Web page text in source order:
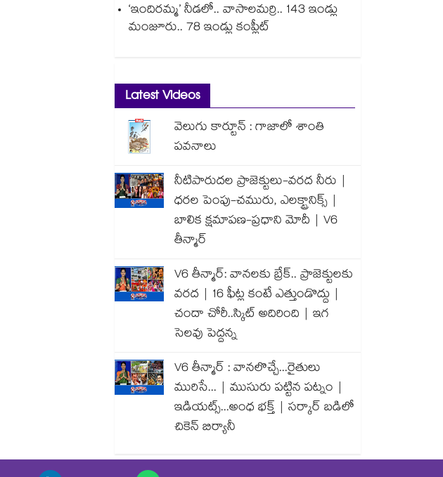
‘ఇందిరమ్మ’ నీడలో.. వాసాలమర్రి.. 143 ఇండ్లు
మంజూరు.. 78 ఇండ్లు కంప్లీట్
Latest Videos
వెలుగు కార్టూన్ : గాజాలో శాంతి
పవనాలు
నీటిపారుదల ప్రాజెక్టులు-వరద నీరు |
ధరల పెంపు-చమురు, ఎలక్ట్రానిక్స్ |
బాలిక క్షమాపణ-ప్రధాని మోదీ | V6
తీన్మార్
V6 తీన్మార్: వానలకు బ్రేక్.. ప్రాజెక్టులకు
వరద | 16 ఫీట్ల కంటే ఎత్తుండొద్దు |
చందా చోరీ..స్కిట్ అదిరింది | ఇగ
సెలవు పెద్దన్న
V6 తీన్మార్ : వానలొచ్చే...రైతులు
మురిసే... | ముసురు పట్టిన పట్నం |
ఇడియట్స్...అంధ భక్త్ | సర్కార్ బడిలో
చికెన్ బిర్యానీ